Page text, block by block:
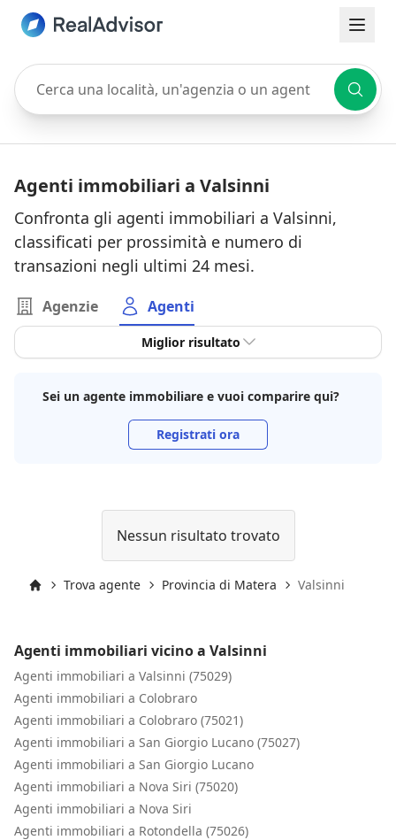
Cerca una località, un'agenzia o un agente
Agenti immobiliari a Valsinni
Confronta gli agenti immobiliari a Valsinni,
classificati per prossimità e numero di
transazioni negli ultimi 24 mesi.
Agenzie Agenti
Miglior risultato
Sei un agente immobiliare e vuoi comparire qui?
Registrati ora
Nessun risultato trovato
Trova agente Provincia di Matera Valsinni
Agenti immobiliari vicino a Valsinni
Agenti immobiliari a Valsinni (75029)
Agenti immobiliari a Colobraro
Agenti immobiliari a Colobraro (75021)
Agenti immobiliari a San Giorgio Lucano (75027)
Agenti immobiliari a San Giorgio Lucano
Agenti immobiliari a Nova Siri (75020)
Agenti immobiliari a Nova Siri
Agenti immobiliari a Rotondella (75026)